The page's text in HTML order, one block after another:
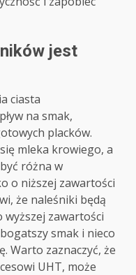
jest
ciasta
na smak,
placków.
mleka krowiego, a
różna w
o niższej zawartości
że naleśniki będą
wyższej zawartości
smak i nieco
Warto zaznaczyć, że
UHT, może